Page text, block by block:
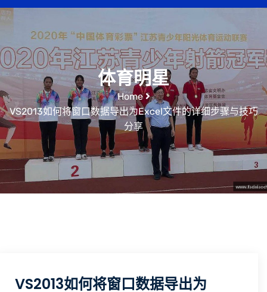
体育明星
Home
VS2013如何将窗口数据导出为Excel文件的详细步骤与技巧
分享
VS2013如何将窗口数据导出为